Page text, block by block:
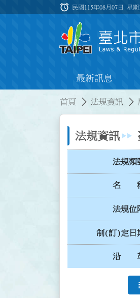
:::
alarm 民國115年08月07日 星
最新訊息
首頁 法規資訊
法規資訊
法規類
名
法規位
制(訂)定日
沿